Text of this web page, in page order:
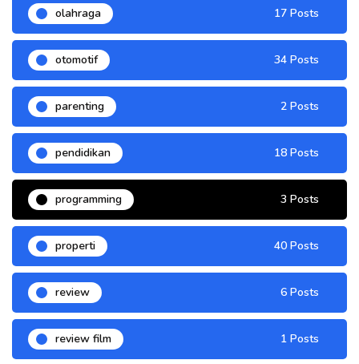
olahraga 17 Posts
otomotif 34 Posts
parenting 2 Posts
pendidikan 18 Posts
programming 3 Posts
properti 40 Posts
review 6 Posts
review film 1 Posts